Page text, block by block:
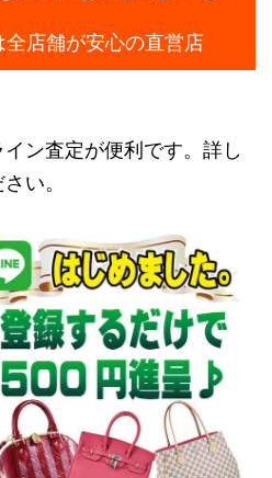
店舗が安心の直営店
ン査定が便利です。詳し
い。